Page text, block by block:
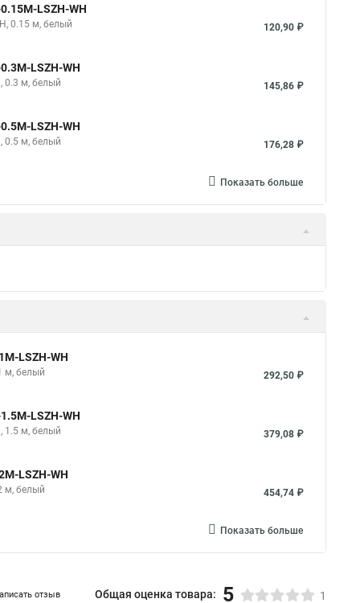
LSZH-WH
0.15 м, белый 120,90 ₽
LSZH-WH
0.3 м, белый 145,86 ₽
LSZH-WH
0.5 м, белый 176,28 ₽
Показать больше
139,50 ₽
292,50 ₽
LSZH-WH